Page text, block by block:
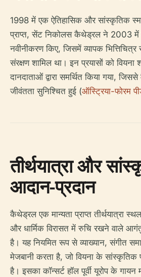
1998 में एक ऐतिहासिक और सांस्कृतिक
प्राप्त, सेंट निकोलस कैथेड्रल ने 2003 में
नवीनीकरण किए, जिसमें व्यापक
संरक्षण शामिल था। इन प्रयासों को वियना
दानदाताओं द्वारा समर्थित किया गया,
जीवंतता सुनिश्चित हुई (ऑस्ट्रिया-फोरम
तीर्थयात्रा और
आदान-प्रदान
कैथेड्रल एक मान्यता प्राप्त तीर्थयात्रा
और धार्मिक विरासत में रुचि रखने वाले
है। यह नियमित रूप से व्याख्यान, संगीत
मेजबानी करता है, जो वियना के सांस्कृतिक
है। इसका कॉन्सर्ट हॉल पूर्वी यूरोप के